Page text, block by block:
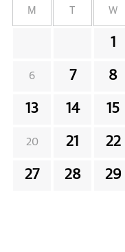
M W
1
6 7 8
13 14 15
20 21 22
27 28 29